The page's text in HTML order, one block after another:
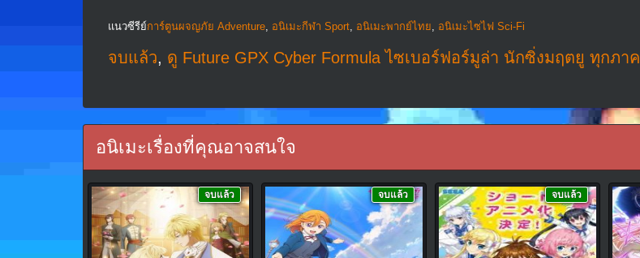
แนวซีรีย์การ์ตูนผจญภัย Adventure, อนิเมะกีฬา Sport, อนิเมะพากย์ไทย, อนิเมะไซไฟ Sci-Fi
จบแล้ว, ดู Future GPX Cyber Formula ไซเบอร์ฟอร์มูล่า นักซิ่งมฤตยู ทุกภาค
อนิเมะเรื่องที่คุณอาจสนใจ
จบแล้ว จบแล้ว จบแล้ว